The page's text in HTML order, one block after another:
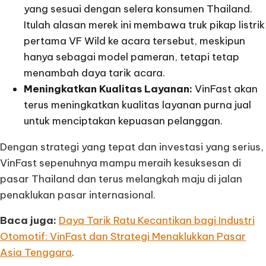
yang sesuai dengan selera konsumen Thailand.
Itulah alasan merek ini membawa truk pikap listrik
pertama VF Wild ke acara tersebut, meskipun
hanya sebagai model pameran, tetapi tetap
menambah daya tarik acara.
Meningkatkan Kualitas Layanan: VinFast akan
terus meningkatkan kualitas layanan purna jual
untuk menciptakan kepuasan pelanggan.
Dengan strategi yang tepat dan investasi yang serius,
VinFast sepenuhnya mampu meraih kesuksesan di
pasar Thailand dan terus melangkah maju di jalan
penaklukan pasar internasional.
Baca juga: Daya Tarik Ratu Kecantikan bagi Industri
Otomotif: VinFast dan Strategi Menaklukkan Pasar
Asia Tenggara.